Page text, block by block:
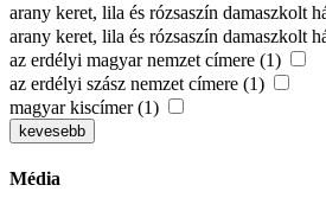
arany keret, lila és rózsaszín damaszkolt
arany keret, lila és rózsaszín damaszkolt
az erdélyi magyar nemzet címere (1)
az erdélyi szász nemzet címere (1)
magyar kiscímer (1)
kevesebb
Média